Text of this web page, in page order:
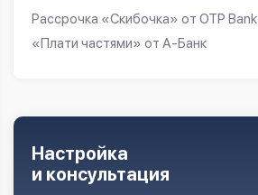
Рассрочка «Скибочка» от OTP Bank
«Плати частями» от А-Банк
Настройка
и консультация